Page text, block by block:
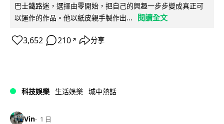
巴士鐵路迷，選擇由零開始，把自己的興趣一步步變成真正可
以運作的作品。他以紙皮親手製作出...
閱讀全文
3,652 210 ↗ 分享
科技娛樂 生活娛樂 城中熱話
Vin 1 日